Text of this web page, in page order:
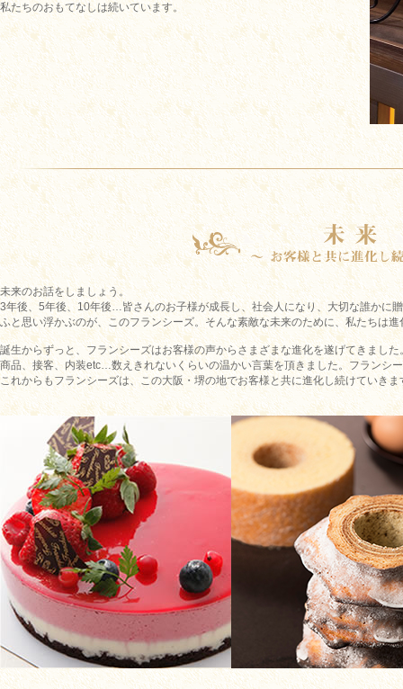
私たちのおもてなしは続いています。
未来のお話をしましょう。
3年後、5年後、10年後…皆さんのお子様が成長し、社会人になり、大切な誰かに
ふと思い浮かぶのが、このフランシーズ。そんな素敵な未来のために、私たちは
誕生からずっと、フランシーズはお客様の声からさまざまな進化を遂げてきました
商品、接客、内装etc…数えきれないくらいの温かい言葉を頂きました。フランシ
これからもフランシーズは、この大阪・堺の地でお客様と共に進化し続けていきま